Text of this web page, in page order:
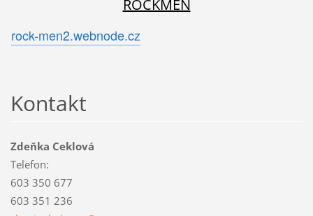
ROCKMEN
rock-men2.webnode.cz
Kontakt
Zdeňka Ceklová
Telefon:
603 350 677
603 351 236